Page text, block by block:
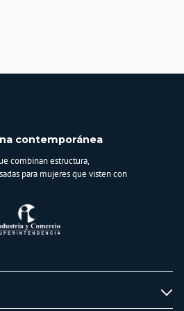
y secar con colores similares y
contemporánea
combinan estructura,
para mujeres que visten con